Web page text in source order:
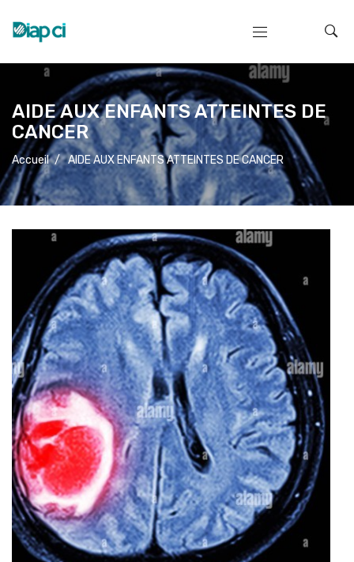
AIDE AUX ENFANTS ATTEINTES DE
CANCER
Accueil / AIDE AUX ENFANTS ATTEINTES DE CANCER